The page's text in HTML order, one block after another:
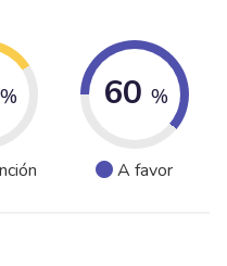
% 60 %
A favor